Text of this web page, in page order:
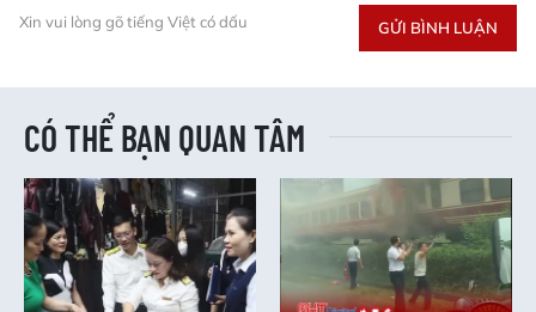
Xin vui lòng gõ tiếng Việt có dấu GỬI BÌNH LUẬN
CÓ THỂ BẠN QUAN TÂM